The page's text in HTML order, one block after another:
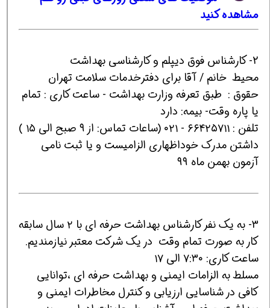
مشاهده کنید
2- کارشناس فوق دیپلم و کارشناسی بهداشت
محیط خانم / آقا برای دفترخدمات سلامت تهران
حقوق : طبق تعرفه وزارت بهداشت - ساعت کاری : تمام
یا پاره وقت- بیمه: دارد
تلفن : ۶۶۴۲۵۷۱۱ - ۰۲۱ (ساعات تماس: از ۹ صبح الی ۱۵ )
داشتن مدرک خوداظهاری الزامیست و یا ثبت نامی
آزمون بهمن ماه ۹۹
3- به يك نفر كارشناس بهداشت حرفه اي با ٢ سال سابقه
كار به صورت تمام وقت در يك شركت معتبر نيازمنديم.
ساعت كاري: ۷:۳۰ الی ۱۷
مسلط به الزامات ایمنی و بهداشت حرفه ای ،توانایی
کافی در شناسایی ارزیابی و کنترل مخاطرات ایمنی و